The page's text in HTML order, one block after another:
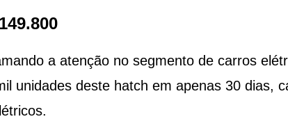
a atenção no segmento de carros
unidades deste hatch em apenas 30 dias,